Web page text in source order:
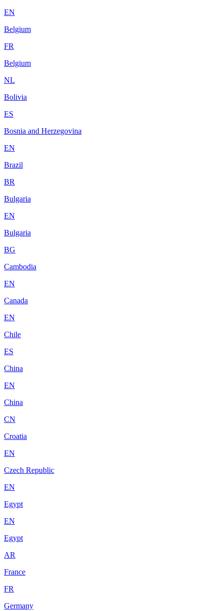
EN
Belgium
FR
Belgium
NL
Bolivia
ES
Bosnia and Herzegovina
EN
Brazil
BR
Bulgaria
EN
Bulgaria
BG
Cambodia
EN
Canada
EN
Chile
ES
China
EN
China
CN
Croatia
EN
Czech Republic
EN
Egypt
EN
Egypt
AR
France
FR
Germany